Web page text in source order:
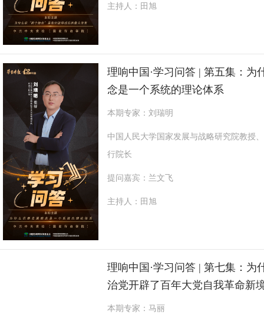
主持人：田旭
理响中国·学习问答 | 第五集：为
念是一个系统的理论体系
本期专家：刘瑞明
中国人民大学国家发展与战略研究院教授
行院长
提问嘉宾：兰文飞
主持人：田旭
理响中国·学习问答 | 第七集：为
治党开辟了百年大党自我革命新
本期专家：马丽